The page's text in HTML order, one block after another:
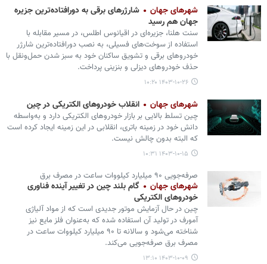
شهرهای جهان
شارژرهای برقی به دورافتاده‌ترین جزیره
جهان هم رسید
سنت هلنا، جزیره‌ای در اقیانوس اطلس، در مسیر مقابله با
استفاده از سوخت‌های فسیلی، به نصب دورافتاده‌ترین شارژر
خودروهای برقی و تشویق ساکنان خود به سبز شدن حمل‌ونقل با
حذف خودروهای دیزلی و بنزینی پرداخت.
۱۴۰۳-۱۰-۲۶ ۱۰:۲۰
شهرهای جهان انقلاب خودروهای الکتریکی در چین
چین تسلط بالایی بر بازار خودروهای الکتریکی دارد و به‌واسطه
دانش خود در زمینه باتری، انقلابی در این زمینه ایجاد کرده است
که البته بدون چالش نیست.
۱۴۰۳-۱۰-۱۵ ۱۰:۳۱
صرفه‌جویی ۹۰ میلیارد کیلووات‌ ساعت در مصرف برق
شهرهای جهان
گام بلند چین در تغییر آینده فناوری
خودروهای الکتریکی
چین در حال آزمایش موتور جدیدی است که از مواد آلیاژی
آمورف در تولید آن استفاده شده که به‌عنوان فلز مایع نیز
شناخته می‌شود و سالانه تا ۹۰ میلیارد کیلووات ساعت در
مصرف برق صرفه‌جویی می‌کند.
۱۴۰۳-۱۰-۰۹ ۱۳:۱۰